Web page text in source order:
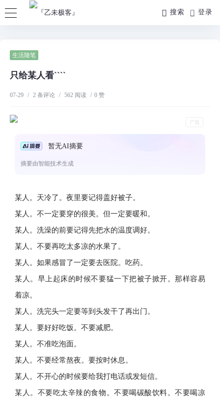
搜索 登录
生活随笔
只给某人看````
07-29 / 2 条评论 / 562 阅读 / 0 赞
暂无AI摘要
摘要由智能技术生成
某人。天冷了。夜里要记得盖好被子。
某人。不一定要穿的很美。但一定要暖和。
某人。洗澡的前要记得先把水的温度调好。
某人。不要再吃太多凉的水果了。
某人。如果感冒了一定要去医院。吃药。
某人。早上起床的时候不要猛一下把被子掀开。那样容易
着凉。
某人。洗完头一定要等到头发干了再出门。
某人。要好好吃饭。不要减肥。
某人。不准吃泡面。
某人。不要经常熬夜。要按时休息。
某人。不开心的时候要给我打电话或发短信。
某人。不要吃太辛辣的食物。不要喝碳酸饮料。不要喝凉